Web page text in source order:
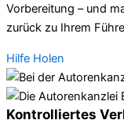
Vorbereitung – und
zurück zu Ihrem
Hilfe Holen
Kontrolliertes